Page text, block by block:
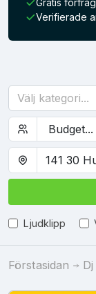
Gratis
Verifierade
Välj kategori...
Ljudklipp
Förstasidan